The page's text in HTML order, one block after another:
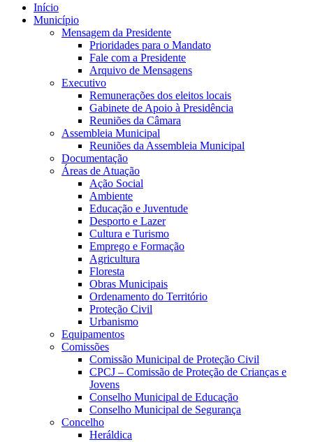
Início
Município
Mensagem da Presidente
Prioridades para o Mandato
Fale com a Presidente
Arquivo de Mensagens
Executivo
Remunerações dos eleitos locais
Gabinete de Apoio à Presidência
Reuniões da Câmara
Assembleia Municipal
Reuniões da Assembleia Municipal
Documentação
Áreas de Atuação
Ação Social
Ambiente
Educação e Juventude
Desporto e Lazer
Cultura e Turismo
Emprego e Formação
Agricultura
Floresta
Obras Municipais
Ordenamento do Território
Proteção Civil
Urbanismo
Equipamentos
Comissões
Comissão Municipal de Proteção Civil
CPCJ – Comissão de Proteção de Crianças e
Jovens
Conselho Municipal de Educação
Conselho Municipal de Segurança
Concelho
Heráldica